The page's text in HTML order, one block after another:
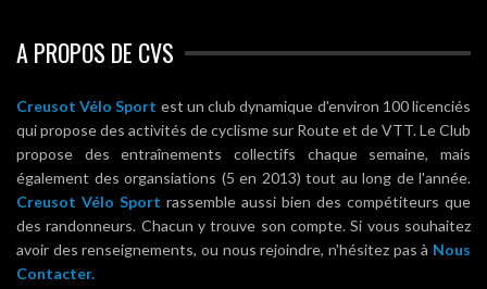
A PROPOS DE CVS
Creusot Vélo Sport est un club dynamique d'environ 100 licenciés
qui propose des activités de cyclisme sur Route et de VTT. Le Club
propose des entraînements collectifs chaque semaine, mais
également des organsiations (5 en 2013) tout au long de l'année.
Creusot Vélo Sport rassemble aussi bien des compétiteurs que
des randonneurs. Chacun y trouve son compte. Si vous souhaitez
avoir des renseignements, ou nous rejoindre, n'hésitez pas à Nous
Contacter.